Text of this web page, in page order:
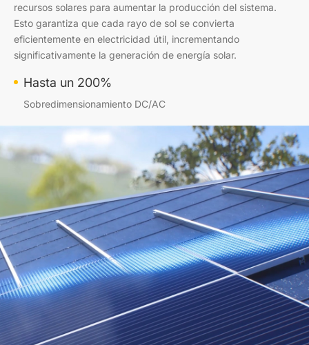
recursos solares para aumentar la producción del sistema.
Esto garantiza que cada rayo de sol se convierta
eficientemente en electricidad útil, incrementando
significativamente la generación de energía solar.
Hasta un 200%
Sobredimensionamiento DC/AC